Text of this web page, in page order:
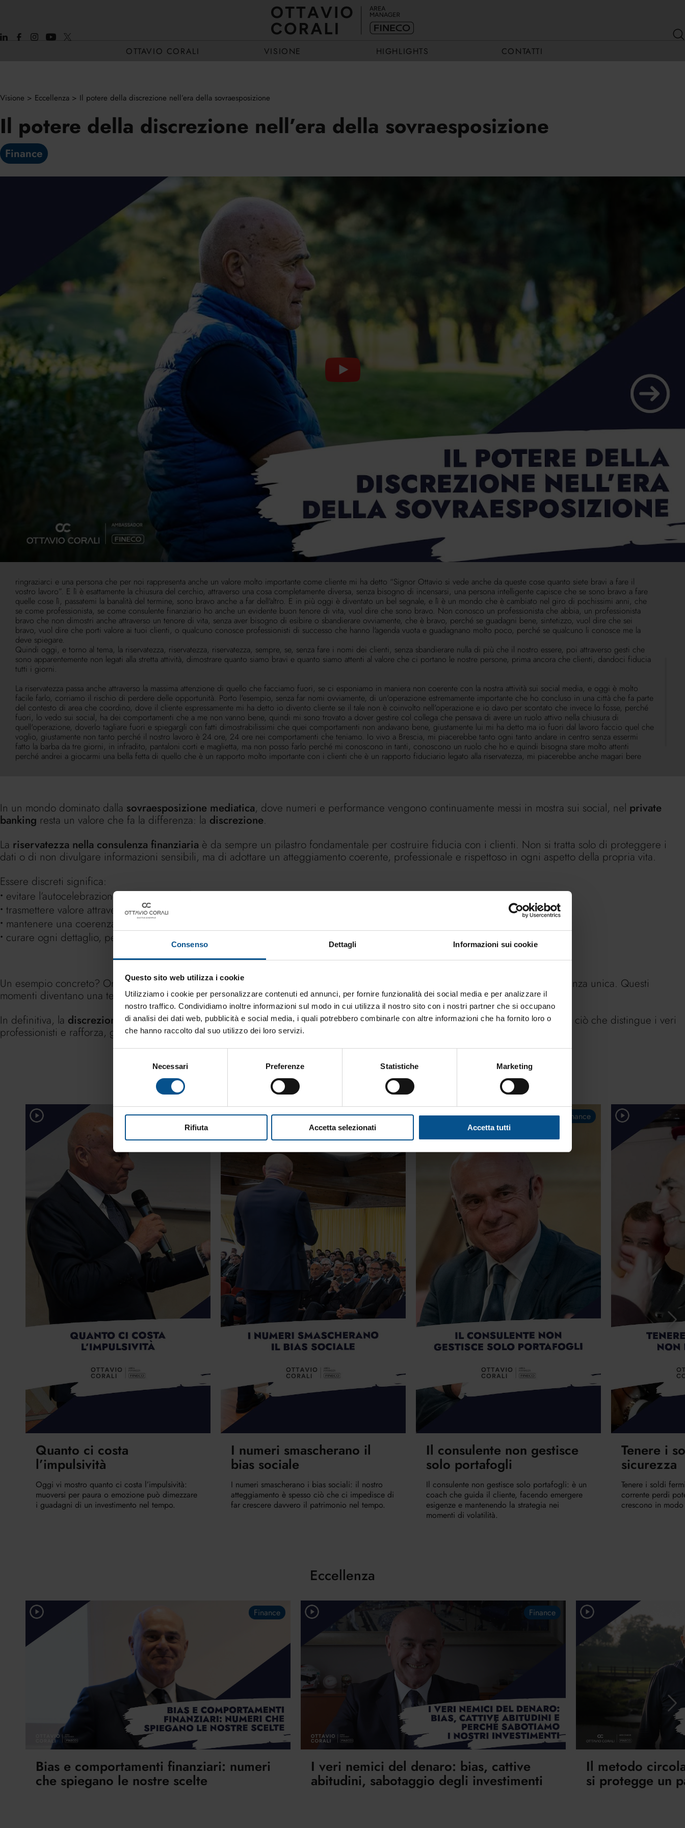
Consenso Dettagli Informazioni sui cookie
Questo sito web utilizza i cookie
Utilizziamo i cookie per personalizzare contenuti ed annunci, per fornire funzionalità dei social media e per analizzare il
nostro traffico. Condividiamo inoltre informazioni sul modo in cui utilizza il nostro sito con i nostri partner che si occupano
di analisi dei dati web, pubblicità e social media, i quali potrebbero combinarle con altre informazioni che ha fornito loro o
che hanno raccolto dal suo utilizzo dei loro servizi.
Necessari Preferenze Statistiche Marketing
Rifiuta Accetta selezionati Accetta tutti
OTTAVIO CORALI
CORE H2H
VISIONE
ESEMPIO
HIGHLIGHTS CONTATTI
Visione > Eccellenza > Il potere della discrezione nell’era della sovraesposizione
Il potere della discrezione nell’era della sovraesposizione
Finance
Ciao, sono Ottavio, Ottavio Corali. Oggi parleremo del valore della discrezione, il valore della discrezione nel private banking al giorno d'oggi.
Il valore della discrezione penso sia il fattore chiave di successo per i professionisti di successo nel prossimo futuro, meglio nel presente.
Oggi assistiamo a un delirio di informazioni che girano sui social media e, soprattutto nel nostro settore, sono tutti bravissimi, siamo tutti bravissimi. Sfido chiunque a pubblicare su LinkedIn,
Instagram, Facebook che io non sono bravo, sono Ottavio e non sono bravo, a differenza di quello che dicono tutti gli altri. Allora assistiamo soprattutto a esposizioni mediatiche sui numeri
di quanto tutti siamo bravi e quei numeri sappiamo che potrebbero essere girati in mille maniere e quello che quel giorno risulta ultimo potrebbe essere primo. Vedo spesso sbandierare i
risultati di raccolta delle società più importanti sul mercato. Potrei girare quel numero e prendere che facciamo il procapite perché se tu sei in 6.000 persone e hai fatto 100 e io sono in
3.000 persone e ho fatto 90 forse ho fatto molto meglio di te e si potrebbe rispondere, ma si entra in un ping pong che personalmente ritengo stucchevole e inadeguato, poco elegante e
Sono assolutamente certo del fatto che oggi nel private banking valga e forse valeva anche in passato, senza il forse, dato che sono 40 anni che faccio questo lavoro, mantenere riservatezza,
discrezione, una volta si diceva essere dei signori, ovvero guardare oltre e stare sopra le righe. Oggi abbiamo un grande vantaggio tra l'altro nel nostro settore, soprattutto nel settore del
private, che è il non verbale, quindi in maniera signorile magari organizzo degli eventi con i miei più importanti clienti regalando loro un'emozione, non auto incensandomi e senza dire
niente magari in quei contesti si riconoscono tra loro, ma nessuno aveva fatto il nome dei presenti, nessuno voglio che lo faccia, non voglio nemmeno che i miei colleghi mettano i nomi
dei clienti sulle email che ci scambiamo, non mi interessa, non deve essere, si chiama riservatezza, salvo quando non è strettamente necessario ovviamente.
Allora se regalo delle emozioni ai clienti, loro attraverso quel gesto capiscono il valore che posso portare. Qualche sera fa abbiamo organizzato una serata a Maranello al Museo Ferrari,
ringraziarci e una persona che per noi rappresenta anche un valore molto importante come cliente mi ha detto “Signor Ottavio si vede anche da queste cose quanto siete bravi a fare il
vostro lavoro”. E lì è esattamente la chiusura del cerchio, attraverso una cosa completamente diversa, senza bisogno di incensarsi, una persona intelligente capisce che se sono bravo a fare
quelle cose lì, passatemi la banalità del termine, sono bravo anche a far dell'altro. E in più oggi è diventato un bel segnale, e lì è un mondo che è cambiato nel giro di pochissimi anni, che
se come professionista, se come consulente finanziario ho anche un evidente buon tenore di vita, vuol dire che sono bravo. Non conosco un professionista che abbia, un professionista
bravo che non dimostri anche attraverso un tenore di vita, senza aver bisogno di esibire o sbandierare ovviamente, che è bravo, perché se guadagni bene, sintetizzo, vuol dire che sei
bravo, vuol dire che porti valore ai tuoi clienti, o qualcuno conosce professionisti di successo che hanno l'agenda vuota e guadagnano molto poco, perché se qualcuno li conosce me la
deve spiegare.
Quindi oggi, e torno al tema, la riservatezza, riservatezza, riservatezza, sempre, se, senza fare i nomi dei clienti, senza sbandierare nulla di più che il nostro essere, poi attraverso gesti che
sono apparentemente non legati alla stretta attività, dimostrare quanto siamo bravi e quanto siamo attenti al valore che ci portano le nostre persone, prima ancora che clienti, dandoci fiducia
tutti i giorni.
La riservatezza passa anche attraverso la massima attenzione di quello che facciamo fuori, se ci esponiamo in maniera non coerente con la nostra attività sui social media, e oggi è molto
facile farlo, corriamo il rischio di perdere delle opportunità. Porto l'esempio, senza far nomi ovviamente, di un'operazione estremamente importante che ho concluso in una città che fa parte
del contesto di area che coordino, dove il cliente espressamente mi ha detto io divento cliente se il tale non è coinvolto nell'operazione e io davo per scontato che invece lo fosse, perché
fuori, lo vedo sui social, ha dei comportamenti che a me non vanno bene, quindi mi sono trovato a dover gestire col collega che pensava di avere un ruolo attivo nella chiusura di
quell'operazione, doverlo tagliare fuori e spiegargli con fatti dimostrabilissimi che quei comportamenti non andavano bene, giustamente lui mi ha detto ma io fuori dal lavoro faccio quel che
voglio, giustamente non tanto perché il nostro lavoro è 24 ore, 24 ore nei comportamenti che teniamo. Io vivo a Brescia, mi piacerebbe tanto ogni tanto andare in centro senza essermi
fatto la barba da tre giorni, in infradito, pantaloni corti e maglietta, ma non posso farlo perché mi conoscono in tanti, conoscono un ruolo che ho e quindi bisogna stare molto attenti
perché andrei a giocarmi una bella fetta di quello che è un rapporto molto importante con i clienti che è un rapporto fiduciario legato alla riservatezza, mi piacerebbe anche magari bere
In un mondo dominato dalla sovraesposizione mediatica, dove numeri e performance vengono continuamente messi in mostra sui social, nel private
banking resta un valore che fa la differenza: la discrezione.
La riservatezza nella consulenza finanziaria è da sempre un pilastro fondamentale per costruire fiducia con i clienti. Non si tratta solo di proteggere i
dati o di non divulgare informazioni sensibili, ma di adottare un atteggiamento coerente, professionale e rispettoso in ogni aspetto della propria vita.
Essere discreti significa:
evitare l’autocelebrazione e il confronto sterile sui numeri,
trasmettere valore attraverso esperienze ed emozioni riservate ai clienti,
mantenere una coerenza tra immagine professionale e comportamenti personali,
curare ogni dettaglio, perché nel private banking la fiducia si gioca sulle sfumature.
Un esempio concreto? Organizzare eventi esclusivi per i clienti, senza clamore mediatico ma con l’intento di far vivere un’esperienza unica. Questi
momenti diventano una testimonianza silenziosa del valore del consulente, più efficace di qualsiasi post o dichiarazione.
In definitiva, la discrezione nel private bankingnon è un concetto legato al futuro, ma una realtà imprescindibile del presente. È ciò che distingue i veri
professionisti e rafforza, giorno dopo giorno, il rapporto di fiducia con i clienti.
Quanto ci costa
l’impulsività
Finance
Oggi vi mostro quanto ci costa l’impulsività:
muoversi per paura o emozione può dimezzare
i guadagni di un investimento nel tempo.
I numeri smascherano il
bias sociale
Finance
I numeri smascherano i bias sociali: il nostro
atteggiamento è spesso ciò che ci impedisce di
far crescere davvero il patrimonio nel tempo.
Il consulente non gestisce
solo portafogli
Finance
Il consulente non gestisce solo portafogli: è un
coach che guida il cliente, facendo emergere
esigenze e mantenendo la strategia nei
momenti di volatilità.
Tenere i
sicurezza
Tenere i soldi
corrente perdi
crescono in
Eccellenza
Bias e comportamenti finanziari: numeri
che spiegano le nostre scelte
Finance
I veri nemici del denaro: bias, cattive
abitudini, sabotaggio degli investimenti
Finance
Il metodo
si protegge un